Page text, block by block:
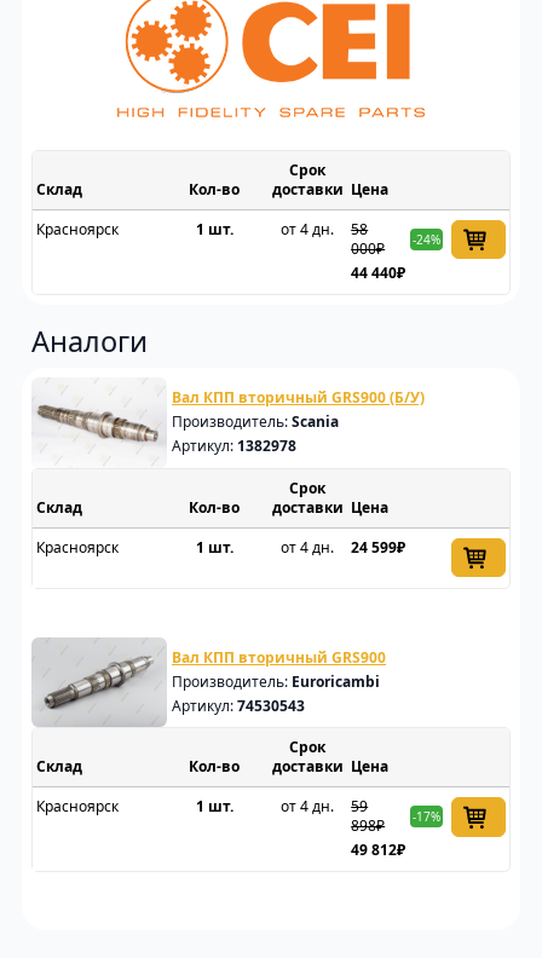
Склад
Срок
доставки Цена
Красноярск
1 шт. от 4 дн.
58
000₽
-24%
44 440₽
Аналоги
Вал КПП вторичный GRS900 (Б/У)
Производитель:Scania
Артикул: 1382978
Склад
Срок
доставки Цена
Красноярск
1 шт. от 4 дн. 24 599₽
Вал КПП вторичный GRS900
Производитель: Euroricambi
Артикул:74530543
Склад
Срок
доставки Цена
Красноярск
1 шт. от 4 дн.
59
898₽
-17%
49 812₽